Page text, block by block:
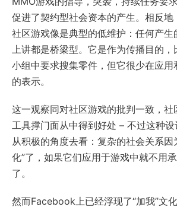
促进了契约型社会资本的产生。相反
社区游戏像是典型的低维护：任何产
上讲都是桥梁型。它是作为传播目的
小组中要求搜集零件，但它很少在应
的表示。
这一观察同对社区游戏的批判一致，
工具撑门面从中得到好处 – 不过这种
从积极的角度去看：复杂的社会关系因
化”了，如果它们应用于游戏中就不用
了。
然而Facebook上已经浮现了“加我”文